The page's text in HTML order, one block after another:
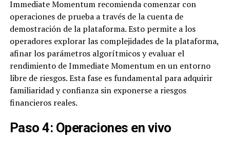
Immediate Momentum recomienda comenzar con
operaciones de prueba a través de la cuenta de
demostración de la plataforma. Esto permite a los
operadores explorar las complejidades de la plataforma,
afinar los parámetros algorítmicos y evaluar el
rendimiento de Immediate Momentum en un entorno
libre de riesgos. Esta fase es fundamental para adquirir
familiaridad y confianza sin exponerse a riesgos
financieros reales.
Paso 4: Operaciones en vivo